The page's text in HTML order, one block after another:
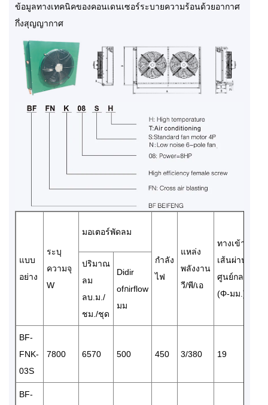
ข้อมูลทางเทคนิคของคอนเดนเซอร์ระบายความร้อนด้วยอากาศ
กึ่งสุญญากาศ
แบบ
อย่าง
ระบุ
ความจุ
W
มอเตอร์พัดลม
กำลัง
ไฟ
แหล่ง
พลังงาน
วี/พี/เอ
ทางเข้า
เส้นผ่าน
ศูนย์กลาง
(Φ-มม.)
ปริมาณ
ลม
ลบ.ม./
ชม./ชุด
Didir
ofกirflow
มม
BF-
FNK-
03S
7800 6570 500 450 3/380 19
BF-